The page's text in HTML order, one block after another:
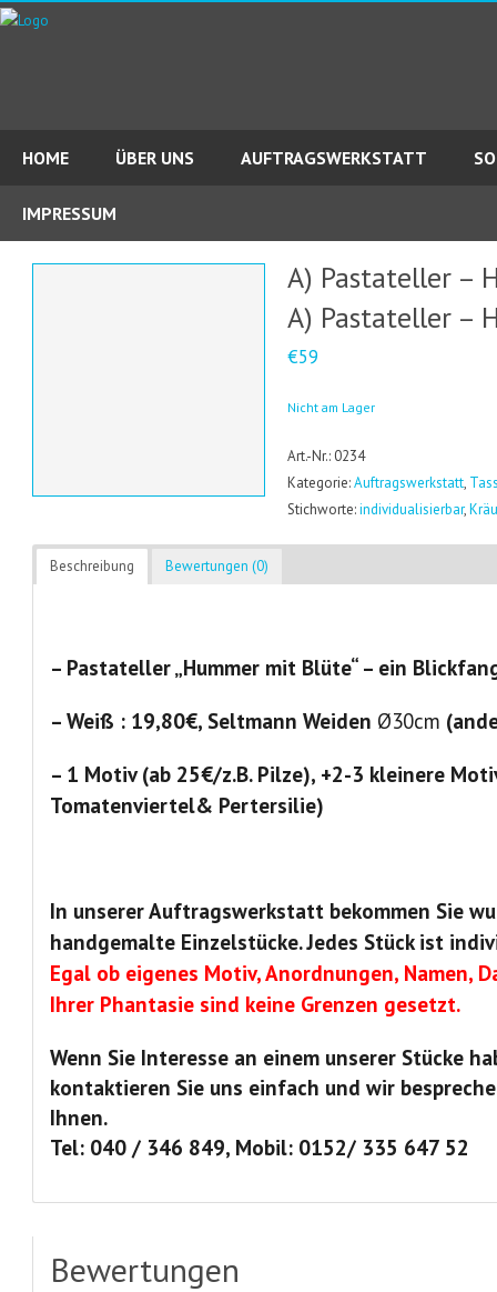
HOME ÜBER UNS AUFTRAGSWERKSTATT
IMPRESSUM
A) Pastateller –
A) Pastateller –
€59
Nicht am Lager
Art.-Nr.: 0234
Kategorie:Auftragswerkstatt,
Stichworte:individualisierbar,
Beschreibung Bewertungen (0)
– Pastateller „Hummer mit Blüte“ – ein
– Weiß : 19,80€, Seltmann Weiden Ø30cm
– 1 Motiv (ab 25€/z.B. Pilze), +2-3 kleinere
Tomatenviertel& Pertersilie)
In unserer Auftragswerkstatt bekommen Sie
handgemalte Einzelstücke. Jedes Stück ist
Egal ob eigenes Motiv, Anordnungen, Namen,
Ihrer Phantasie sind keine Grenzen gesetzt.
Wenn Sie Interesse an einem unserer Stücke
kontaktieren Sie uns einfach und wir
Ihnen.
Tel: 040 / 346 849, Mobil: 0152/ 335 647 52
Bewertungen